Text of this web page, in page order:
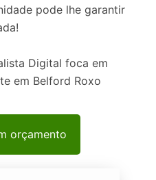
pode lhe garantir
Digital foca em
em Belford Roxo
orçamento